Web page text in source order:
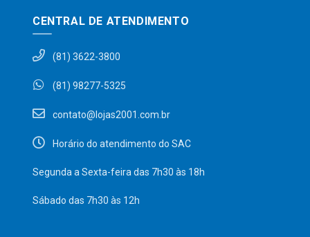
CENTRAL DE ATENDIMENTO
(81) 3622-3800
(81) 98277-5325
contato@lojas2001.com.br
Horário do atendimento do SAC
Segunda a Sexta-feira das 7h30 às 18h
Sábado das 7h30 às 12h